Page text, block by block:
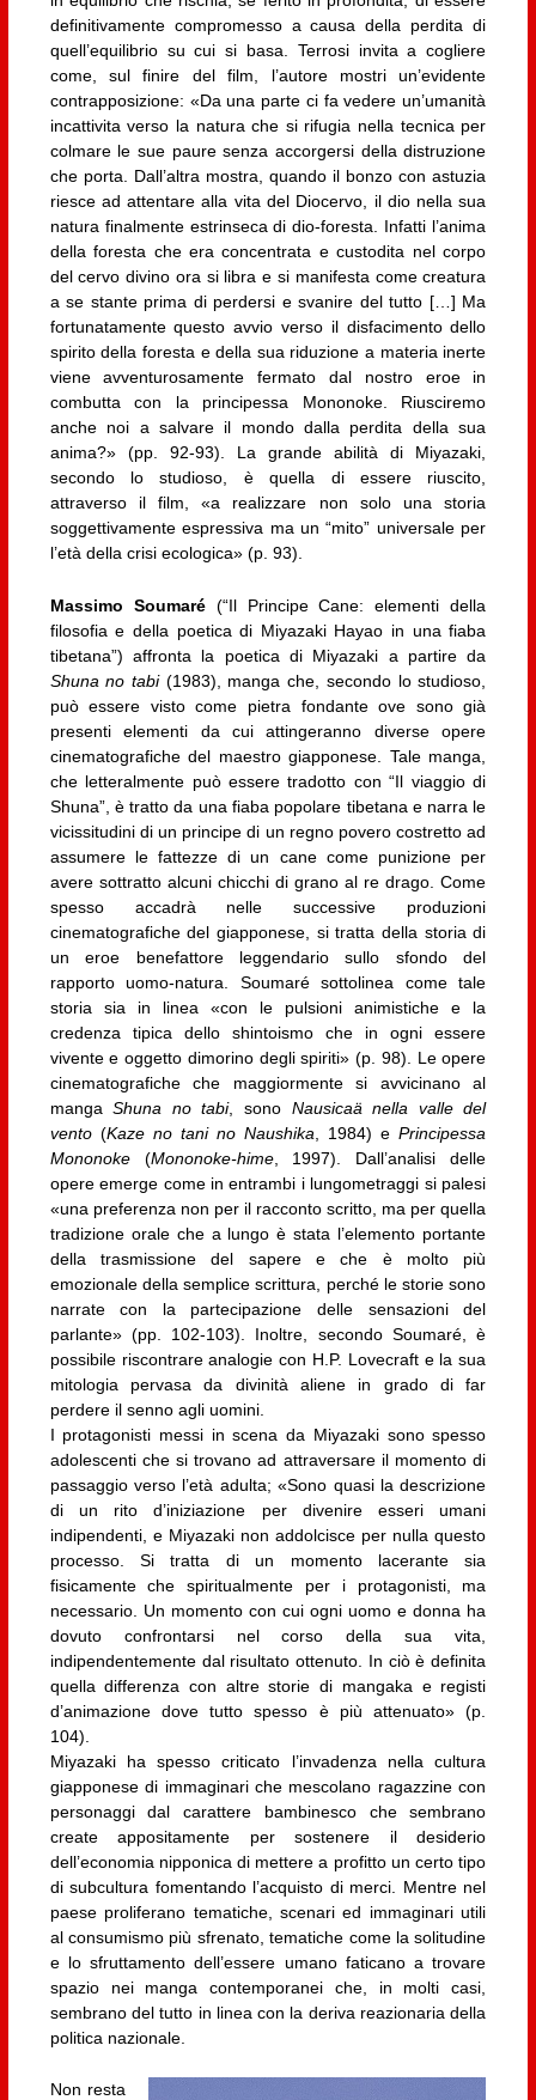
definitivamente compromesso a causa della perdita di
quell’equilibrio su cui si basa. Terrosi invita a cogliere
come, sul finire del film, l’autore mostri un’evidente
contrapposizione: «Da una parte ci fa vedere un’umanità
incattivita verso la natura che si rifugia nella tecnica per
colmare le sue paure senza accorgersi della distruzione
che porta. Dall’altra mostra, quando il bonzo con astuzia
riesce ad attentare alla vita del Diocervo, il dio nella sua
natura finalmente estrinseca di dio-foresta. Infatti l’anima
della foresta che era concentrata e custodita nel corpo
del cervo divino ora si libra e si manifesta come creatura
a se stante prima di perdersi e svanire del tutto […] Ma
fortunatamente questo avvio verso il disfacimento dello
spirito della foresta e della sua riduzione a materia inerte
viene avventurosamente fermato dal nostro eroe in
combutta con la principessa Mononoke. Riusciremo
anche noi a salvare il mondo dalla perdita della sua
anima?» (pp. 92-93). La grande abilità di Miyazaki,
secondo lo studioso, è quella di essere riuscito,
attraverso il film, «a realizzare non solo una storia
soggettivamente espressiva ma un “mito” universale per
l’età della crisi ecologica» (p. 93).
Massimo Soumaré(“Il Principe Cane: elementi della
filosofia e della poetica di Miyazaki Hayao in una fiaba
tibetana”) affronta la poetica di Miyazaki a partire da
Shuna no tabi(1983), manga che, secondo lo studioso,
può essere visto come pietra fondante ove sono già
presenti elementi da cui attingeranno diverse opere
cinematografiche del maestro giapponese. Tale manga,
che letteralmente può essere tradotto con “Il viaggio di
Shuna”, è tratto da una fiaba popolare tibetana e narra le
vicissitudini di un principe di un regno povero costretto ad
assumere le fattezze di un cane come punizione per
avere sottratto alcuni chicchi di grano al re drago. Come
spesso accadrà nelle successive produzioni
cinematografiche del giapponese, si tratta della storia di
un eroe benefattore leggendario sullo sfondo del
rapporto uomo-natura. Soumaré sottolinea come tale
storia sia in linea «con le pulsioni animistiche e la
credenza tipica dello shintoismo che in ogni essere
vivente e oggetto dimorino degli spiriti» (p. 98). Le opere
cinematografiche che maggiormente si avvicinano al
manga Shuna no tabi, sono Nausicaä nella valle del
vento(Kaze no tani no Naushika , 1984) ePrincipessa
Mononoke(Mononoke-hime, 1997). Dall’analisi delle
opere emerge come in entrambi i lungometraggi si palesi
«una preferenza non per il racconto scritto, ma per quella
tradizione orale che a lungo è stata l’elemento portante
della trasmissione del sapere e che è molto più
emozionale della semplice scrittura, perché le storie sono
narrate con la partecipazione delle sensazioni del
parlante» (pp. 102-103). Inoltre, secondo Soumaré, è
possibile riscontrare analogie con H.P. Lovecraft e la sua
mitologia pervasa da divinità aliene in grado di far
perdere il senno agli uomini.
I protagonisti messi in scena da Miyazaki sono spesso
adolescenti che si trovano ad attraversare il momento di
passaggio verso l’età adulta; «Sono quasi la descrizione
di un rito d’iniziazione per divenire esseri umani
indipendenti, e Miyazaki non addolcisce per nulla questo
processo. Si tratta di un momento lacerante sia
fisicamente che spiritualmente per i protagonisti, ma
necessario. Un momento con cui ogni uomo e donna ha
dovuto confrontarsi nel corso della sua vita,
indipendentemente dal risultato ottenuto. In ciò è definita
quella differenza con altre storie di mangaka e registi
d’animazione dove tutto spesso è più attenuato» (p.
104).
Miyazaki ha spesso criticato l’invadenza nella cultura
giapponese di immaginari che mescolano ragazzine con
personaggi dal carattere bambinesco che sembrano
create appositamente per sostenere il desiderio
dell’economia nipponica di mettere a profitto un certo tipo
di subcultura fomentando l’acquisto di merci. Mentre nel
paese proliferano tematiche, scenari ed immaginari utili
al consumismo più sfrenato, tematiche come la solitudine
e lo sfruttamento dell’essere umano faticano a trovare
spazio nei manga contemporanei che, in molti casi,
sembrano del tutto in linea con la deriva reazionaria della
politica nazionale.
Non resta